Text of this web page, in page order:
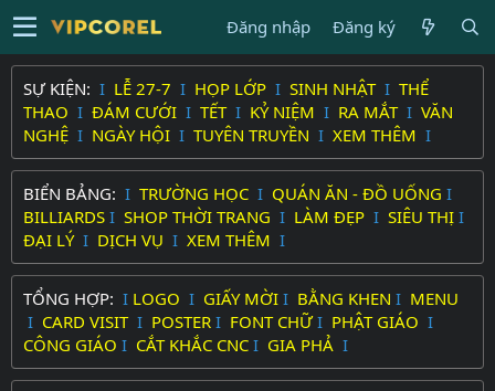
Đăng nhập Đăng ký
SỰ KIỆN: I LỄ 27-7 I HỌP LỚP I SINH NHẬT I THỂ
THAO I ĐÁM CƯỚI I TẾT I KỶ NIỆM I RA MẮT I VĂN
NGHỆ I NGÀY HỘI I TUYÊN TRUYỀN I XEM THÊM I
BIỂN BẢNG: I TRƯỜNG HỌC I QUÁN ĂN - ĐỒ UỐNG I
BILLIARDS I SHOP THỜI TRANG I LÀM ĐẸP I SIÊU THỊ I
ĐẠI LÝ I DỊCH VỤ I XEM THÊM I
TỔNG HỢP: I LOGO I GIẤY MỜI I BẰNG KHEN I MENU
I CARD VISIT I POSTER I FONT CHỮI PHẬT GIÁO I
CÔNG GIÁO I CẮT KHẮC CNC I GIA PHẢ I